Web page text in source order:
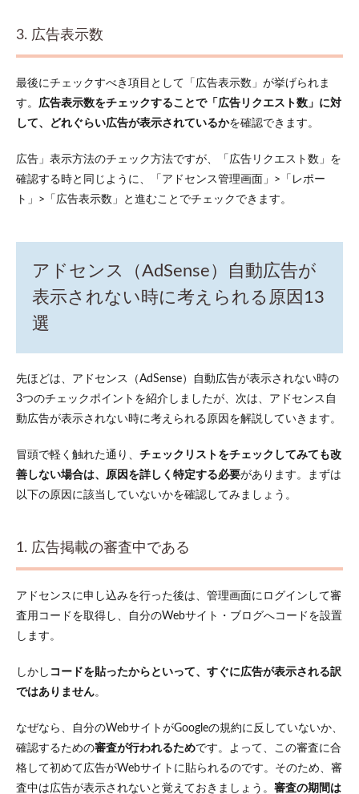
なってい
ない
6. コ
ード
い
3.7
ログ
ラム
に反
いる
3.8
8. NG
キー
ドを
でい
る
3.9
ラグ
イン
相性
3.10
10. ク
数を故
意に操
などの
してい
る
⑪アド
ブロッ
クやセ
キュリ
ティソ
3. 広告表示数
最後にチェックすべき項目として「広告表示数」が挙げられま
す。 広告表示数をチェックすることで「広告リクエスト数」に対
して、どれぐらい広告が表示されているかを確認できます。
広告」表示方法のチェック方法ですが、「広告リクエスト数」を
確認する時と同じように、「アドセンス管理画面」>「レポー
ト」>「広告表示数」と進むことでチェックできます。
アドセンス（AdSense）自動広告が
表示されない時に考えられる原因13
選
先ほどは、アドセンス（AdSense）自動広告が表示されない時の
3つのチェックポイントを紹介しましたが、次は、アドセンス自
動広告が表示されない時に考えられる原因を解説していきます。
冒頭で軽く触れた通り、 チェックリストをチェックしてみても改
善しない場合は、原因を詳しく特定する必要があります。まずは
以下の原因に該当していないかを確認してみましょう。
1. 広告掲載の審査中である
アドセンスに申し込みを行った後は、管理画面にログインして審
査用コードを取得し、自分のWebサイト・ブログへコードを設置
します。
しかし コードを貼ったからといって、すぐに広告が表示される訳
ではありません。
なぜなら、自分のWebサイトがGoogleの規約に反していないか、
確認するための審査が行われるためです。よって、この審査に合
格して初めて広告がWebサイトに貼られるのです。そのため、審
査中は広告が表示されないと覚えておきましょう。 審査の期間は